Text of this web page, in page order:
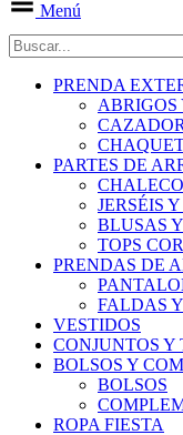
Menú
PRENDA
ABRIGOS
PARTES DE
JERSÉIS
BLUSAS
TOPS
PRENDAS DE
FALDAS
VESTIDOS
CONJUNTOS Y
BOLSOS Y
BOLSOS
ROPA FIESTA